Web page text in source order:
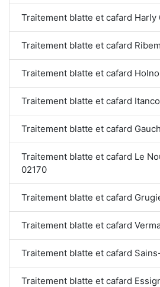
Traitement blatte et cafard Harly
Traitement blatte et cafard
Traitement blatte et cafard
Traitement blatte et cafard
Traitement blatte et cafard
Traitement blatte et cafard Le
02170
Traitement blatte et cafard
Traitement blatte et cafard
Traitement blatte et cafard
Traitement blatte et cafard